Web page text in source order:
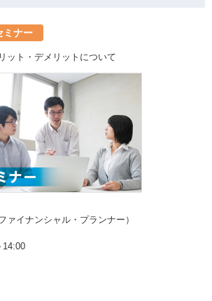
ミナー
ット・デメリットについて
ナンシャル・プランナー）
14:00